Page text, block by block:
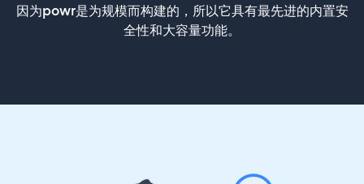
因为powr是为规模而构建的，所以它具有最先进的内置安
全性和大容量功能。